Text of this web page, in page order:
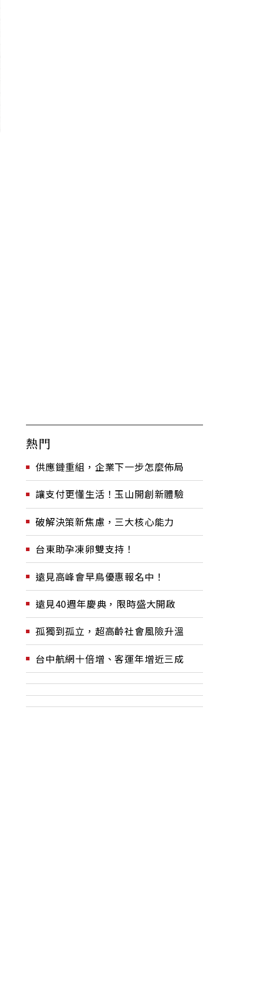
熱門
供應鏈重組，企業下一步怎麼佈局
讓支付更懂生活！玉山開創新體驗
破解決策新焦慮，三大核心能力
台東助孕凍卵雙支持！
遠見高峰會早鳥優惠報名中！
遠見40週年慶典，限時盛大開啟
孤獨到孤立，超高齡社會風險升溫
台中航網十倍增、客運年增近三成